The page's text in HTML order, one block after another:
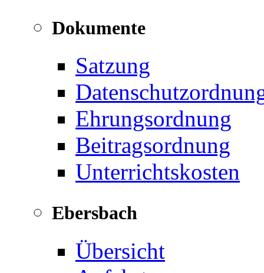
Dokumente
Satzung
Ehrungsordnung
Beitragsordnung
Unterrichtskosten
Ebersbach
Übersicht